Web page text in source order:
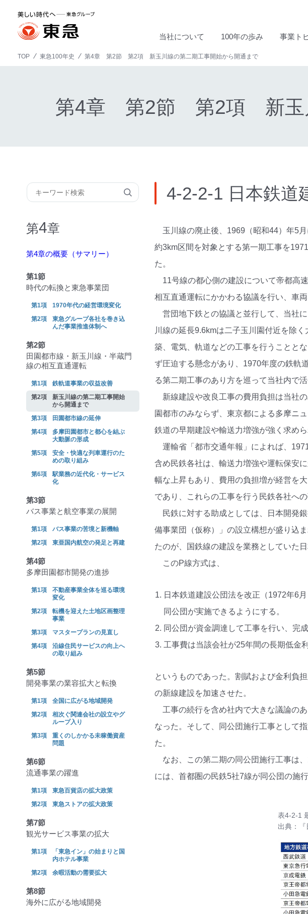
当社について 100年の歩み 事業ト
TOP 東急100年史 第4章 第2節 第2項 新玉川線の第二期工事開始から開通まで
第4章 第2節 第2項 新玉
第4章
第4章の概要（サマリー）
第1節
時代の転換と東急事業団
1970年代の経営環境変化
東急グループ各社を巻き込
んだ事業推進体制へ
第2節
田園都市線・新玉川線・半蔵門
線の相互直通運転
鉄軌道事業の収益改善
新玉川線の第二期工事開始
から開通まで
田園都市線の延伸
多摩田園都市と都心を結ぶ
大動脈の形成
安全・快適な列車運行のた
めの取り組み
駅業務の近代化・サービス
化
第3節
バス事業と航空事業の展開
バス事業の苦境と新機軸
東亜国内航空の発足と再建
第4節
多摩田園都市開発の進捗
不動産事業全体を巡る環境
変化
転機を迎えた土地区画整理
事業
マスタープランの見直し
沿線住民サービスの向上へ
の取り組み
第5節
開発事業の業容拡大と転換
全国に広がる地域開発
相次ぐ関連会社の設立やグ
ループ入り
重くのしかかる未稼働資産
問題
第6節
流通事業の躍進
東急百貨店の拡大政策
東急ストアの拡大政策
第7節
観光サービス事業の拡大
「東急イン」の始まりと国
内ホテル事業
余暇活動の需要拡大
第8節
海外に広がる地域開発
4-2-2-1 日本鉄道
玉川線の廃止後、1969（昭和44）年5
約3km区間を対象とする第一期工事を
た。
11号線の都心側の建設について帝都高
相互直通運転にかかわる協議を行い、車
営団地下鉄との協議と並行して、当社
川線の延長9.6kmは二子玉川園付近を除
築、電気、軌道などの工事を行うことと
ず圧迫する懸念があり、1970年度の鉄軌
る第二期工事のあり方を巡って当社内で
新線建設や改良工事の費用負担は当社
園都市のみならず、東京都による多摩ニ
鉄道の早期建設や輸送力増強が強く求めら
運輸省「都市交通年報」によれば、
含め民鉄各社は、輸送力増強や運転保安
幅な上昇もあり、費用の負担増が経営を
であり、これらの工事を行う民鉄各社へ
民鉄に対する助成としては、日本開発
備事業団（仮称）」の設立構想が盛り込
たのが、国鉄線の建設を業務としていた
このP線方式は、
日本鉄道建設公団法を改正（1972年6
同公団が実施できるようにする。
同公団が資金調達して工事を行い、完
工事費は当該会社が25年間の長期低金
というものであった。割賦および金利負
の新線建設を加速させた。
工事の続行を含め社内で大きな議論の
なった。そして、同公団施行工事として
た。
なお、この第二期の同公団施行工事は
には、首都圏の民鉄5社7線が同公団の施
表4-2-1
出典：『